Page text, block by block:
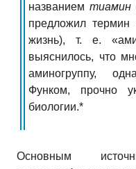
названием тиамин
предложил термин
жизнь), т. е.
выяснилось, что
аминогруппу,
Функом, прочно
биологии.*
Основным